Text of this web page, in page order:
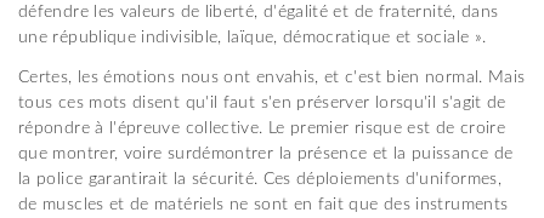
défendre les valeurs de liberté, d'égalité et de fraternité, dans
une république indivisible, laïque, démocratique et sociale ».
Certes, les émotions nous ont envahis, et c'est bien normal. Mais
tous ces mots disent qu'il faut s'en préserver lorsqu'il s'agit de
répondre à l'épreuve collective. Le premier risque est de croire
que montrer, voire surdémontrer la présence et la puissance de
la police garantirait la sécurité. Ces déploiements d'uniformes,
de muscles et de matériels ne sont en fait que des instruments